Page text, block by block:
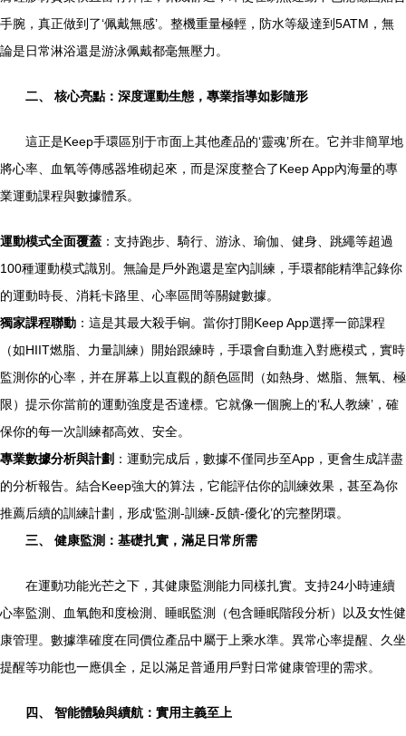
手腕，真正做到了‘佩戴無感’。整機重量極輕，防水等級達到5ATM，無
論是日常淋浴還是游泳佩戴都毫無壓力。
二、 核心亮點：深度運動生態，專業指導如影隨形
這正是Keep手環區別于市面上其他產品的‘靈魂’所在。它并非簡單地
將心率、血氧等傳感器堆砌起來，而是深度整合了Keep App內海量的專
業運動課程與數據體系。
運動模式全面覆蓋 ：支持跑步、騎行、游泳、瑜伽、健身、跳繩等超過
100種運動模式識別。無論是戶外跑還是室內訓練，手環都能精準記錄你
的運動時長、消耗卡路里、心率區間等關鍵數據。
獨家課程聯動 ：這是其最大殺手锏。當你打開Keep App選擇一節課程
（如HIIT燃脂、力量訓練）開始跟練時，手環會自動進入對應模式，實時
監測你的心率，并在屏幕上以直觀的顏色區間（如熱身、燃脂、無氧、極
限）提示你當前的運動強度是否達標。它就像一個腕上的‘私人教練’，確
保你的每一次訓練都高效、安全。
專業數據分析與計劃 ：運動完成后，數據不僅同步至App，更會生成詳盡
的分析報告。結合Keep強大的算法，它能評估你的訓練效果，甚至為你
推薦后續的訓練計劃，形成‘監測-訓練-反饋-優化’的完整閉環。
三、 健康監測：基礎扎實，滿足日常所需
在運動功能光芒之下，其健康監測能力同樣扎實。支持24小時連續
心率監測、血氧飽和度檢測、睡眠監測（包含睡眠階段分析）以及女性健
康管理。數據準確度在同價位產品中屬于上乘水準。異常心率提醒、久坐
提醒等功能也一應俱全，足以滿足普通用戶對日常健康管理的需求。
四、 智能體驗與續航：實用主義至上